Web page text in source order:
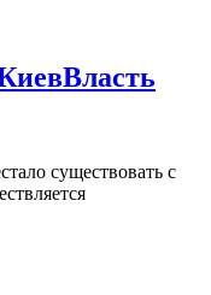
существовать с